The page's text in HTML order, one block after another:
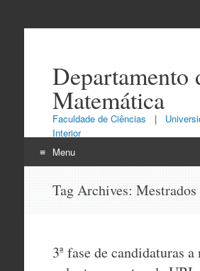
Departamento
Matemática
Faculdade de Ciências |
Interior
Menu
Tag Archives: Mestrados
3ª fase de candidaturas a